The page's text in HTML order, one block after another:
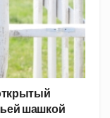
шашкой